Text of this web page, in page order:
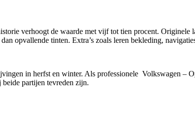
verhoogt de waarde met vijf tot tien procent. Originele
opvallende tinten. Extra’s zoals leren bekleding,
in herfst en winter. Als professionele Volkswagen –
partijen tevreden zijn.